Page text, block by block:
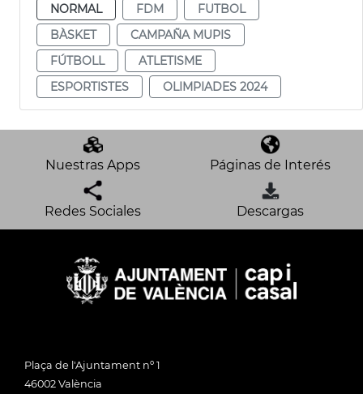
NORMAL
FDM
FUTBOL
BÀSKET
CAMPAÑA MUPIS
FÚTBOLL
ATLETISME
ESPORTISTES
OLIMPIADES 2024
Nuestras Apps Páginas de Interés
Redes Sociales Descargas
Plaça de l'Ajuntament nº 1
46002 València